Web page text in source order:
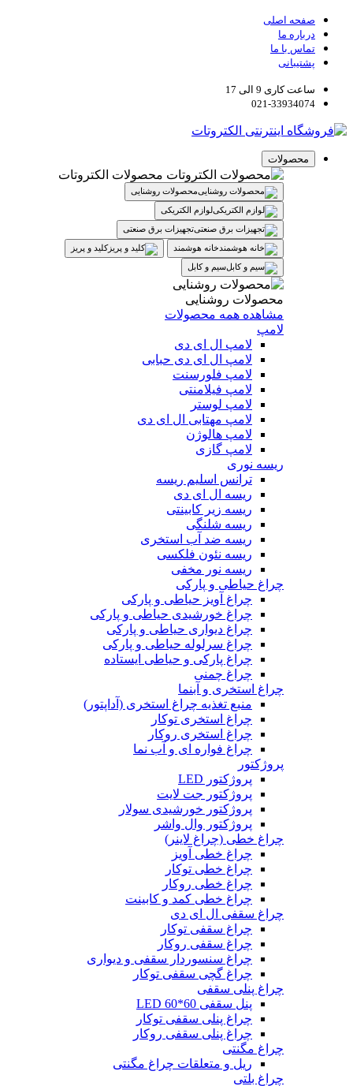
صفحه اصلی
درباره ما
تماس با ما
پشتیبانی
ساعت کاری 9 الی 17
021-33934074
محصولات
محصولات الکتروتات
محصولات روشنایی
لوازم الکتریکی
تجهیزات برق صنعتی
خانه هوشمند
کلید و پریز
سیم و کابل
محصولات روشنایی
مشاهده همه محصولات
لامپ
لامپ ال ای دی
لامپ ال ای دی حبابی
لامپ فلورسنت
لامپ فیلامنتی
لامپ لوستر
لامپ مهتابی ال ای دی
لامپ هالوژن
لامپ گازی
ریسه نوری
ترانس اسلیم ریسه
ریسه ال ای دی
ریسه زیر کابینتی
ریسه شلنگی
ریسه ضد آب استخری
ریسه نئون فلکسی
ریسه نور مخفی
چراغ حیاطی و پارکی
چراغ آویز حیاطی و پارکی
چراغ خورشیدی حیاطی و پارکی
چراغ دیواری حیاطی و پارکی
چراغ سرلوله حیاطی و پارکی
چراغ پارکی و حیاطی ایستاده
چراغ چمنی
چراغ استخری و آبنما
منبع تغذیه چراغ استخری (آداپتور)
چراغ استخری توکار
چراغ استخری روکار
چراغ فواره ای و آب نما
پروژکتور
پروژکتور LED
پروژکتور جت لایت
پروژکتور خورشیدی سولار
پروژکتور وال واشر
چراغ خطی (چراغ لاینر)
چراغ خطی آویز
چراغ خطی توکار
چراغ خطی روکار
چراغ خطی کمد و کابینت
چراغ سقفی ال ای دی
چراغ سقفی توکار
چراغ سقفی روکار
چراغ سنسوردار سقفی و دیواری
چراغ گچی سقفی توکار
چراغ پنلی سقفی
پنل سقفی 60*60 LED
چراغ پنلی سقفی توکار
چراغ پنلی سقفی روکار
چراغ مگنتی
ریل و متعلقات چراغ مگنتی
چراغ بلتی